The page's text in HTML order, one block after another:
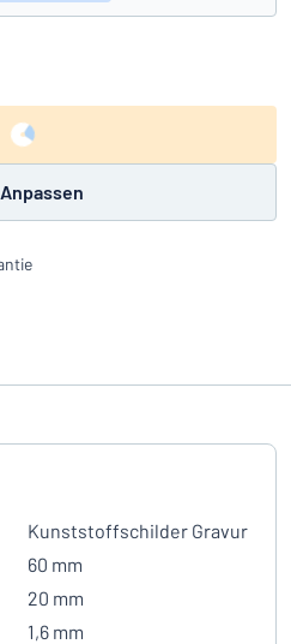
Anpassen
Kunststoffschilder Gravur
60 mm
20 mm
1,6 mm